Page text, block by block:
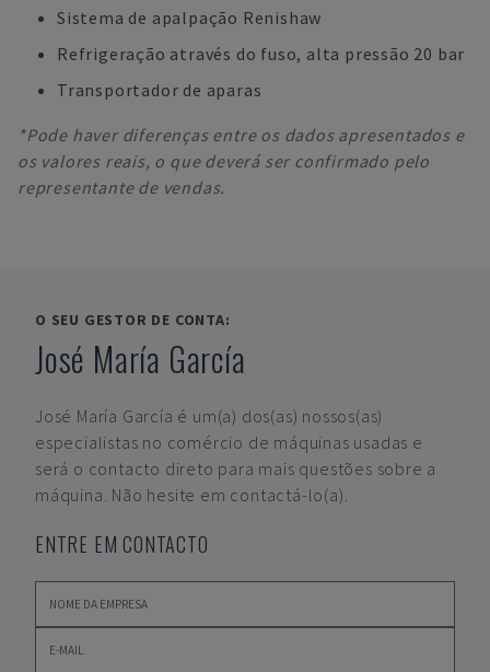
Sistema de apalpação Renishaw
Refrigeração através do fuso, alta pressão 20 bar
Transportador de aparas
*Pode haver diferenças entre os dados apresentados e
os valores reais, o que deverá ser confirmado pelo
representante de vendas.
O SEU GESTOR DE CONTA:
José María García
José María García é um(a) dos(as) nossos(as)
especialistas no comércio de máquinas usadas e
será o contacto direto para mais questões sobre a
máquina. Não hesite em contactá-lo(a).
ENTRE EM CONTACTO